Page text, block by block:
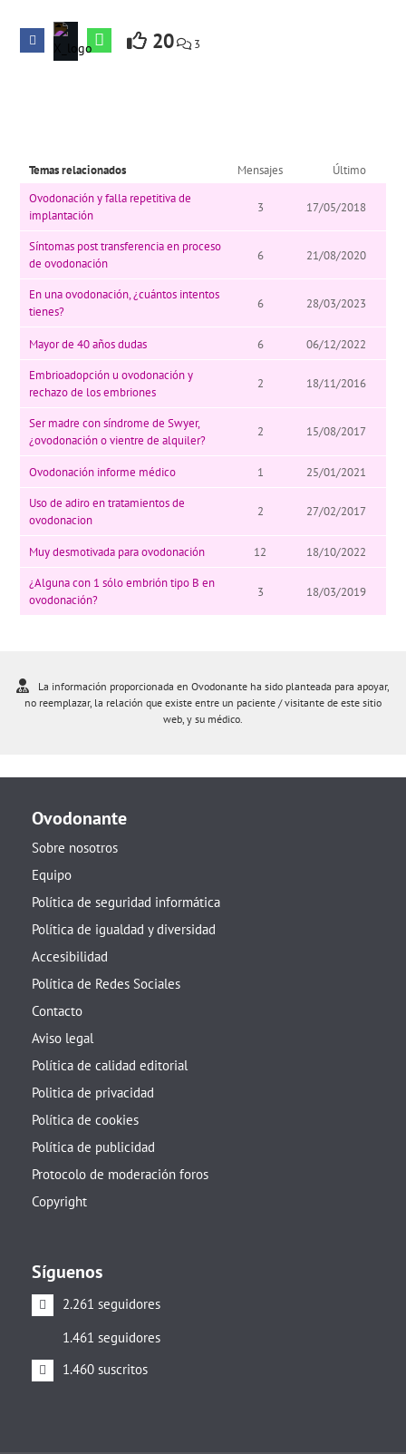
20 3
Temas relacionados Mensajes
Último
Ovodonación y falla repetitiva de
implantación
3 17/05/2018
Síntomas post transferencia en proceso
de ovodonación
6 21/08/2020
En una ovodonación, ¿cuántos intentos
tienes?
6 28/03/2023
Mayor de 40 años dudas 6
06/12/2022
Embrioadopción u ovodonación y
rechazo de los embriones
2 18/11/2016
Ser madre con síndrome de Swyer,
¿ovodonación o vientre de alquiler?
2 15/08/2017
Ovodonación informe médico 1
25/01/2021
Uso de adiro en tratamientos de
ovodonacion
2 27/02/2017
Muy desmotivada para ovodonación 12
18/10/2022
¿Alguna con 1 sólo embrión tipo B en
ovodonación?
3 18/03/2019
La información proporcionada en Ovodonante ha sido planteada para apoyar,
no reemplazar, la relación que existe entre un paciente / visitante de este sitio
web, y su médico.
Ovodonante
Sobre nosotros
Equipo
Política de seguridad informática
Política de igualdad y diversidad
Accesibilidad
Política de Redes Sociales
Contacto
Aviso legal
Política de calidad editorial
Politica de privacidad
Política de cookies
Política de publicidad
Protocolo de moderación foros
Copyright
Síguenos
2.261 seguidores
1.461 seguidores
1.460 suscritos